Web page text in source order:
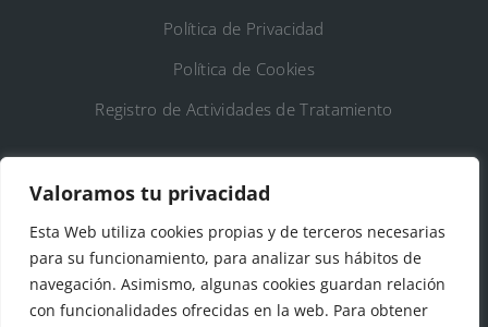
Valoramos tu privacidad
Esta Web utiliza cookies propias y de terceros necesarias
para su funcionamiento, para analizar sus hábitos de
navegación. Asimismo, algunas cookies guardan relación
con funcionalidades ofrecidas en la web. Para obtener
Política de Privacidad
Política de Cookies
Registro de Actividades de Tratamiento
Ayto. de Talamanca de Jarama
C/Fuente del Arca, 19 28160 Talamanca de
Jarama (Madrid)